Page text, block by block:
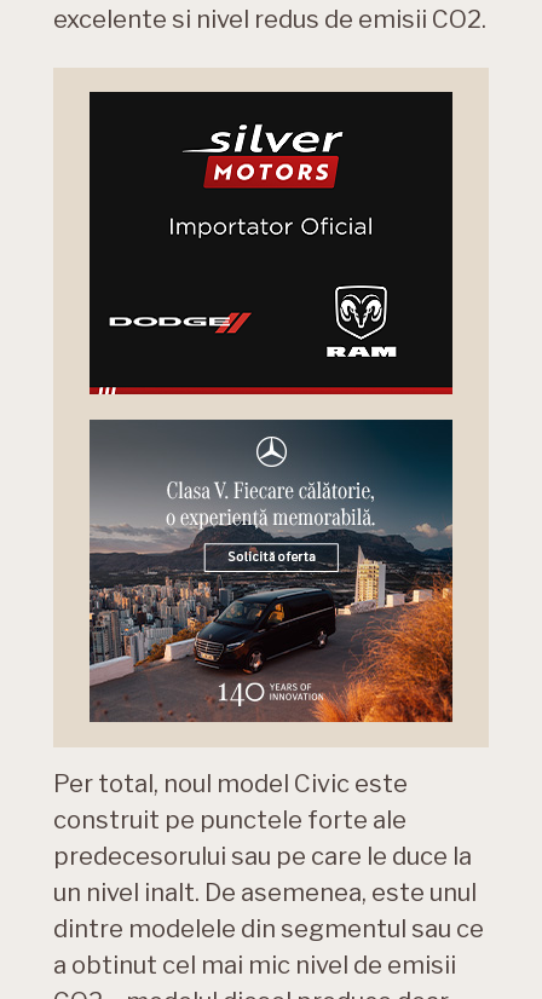
excelente si nivel redus de emisii CO2.
Per total, noul model Civic este
construit pe punctele forte ale
predecesorului sau pe care le duce la
un nivel inalt. De asemenea, este unul
dintre modelele din segmentul sau ce
a obtinut cel mai mic nivel de emisii